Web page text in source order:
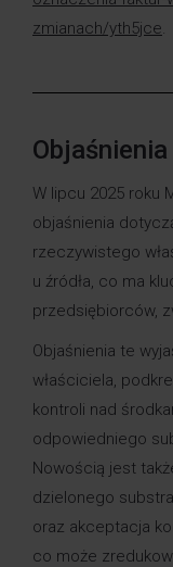
zmianach/yth5jce.
W lipcu 2025 roku
objaśnienia
rzeczywistego
u źródła, co ma
przedsiębiorców,
Objaśnienia te
właściciela,
kontroli nad
odpowiedniego
Nowością jest
dzielonego
oraz akceptacja
co może